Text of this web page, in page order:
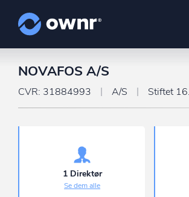
NOVAFOS A/S
CVR: 31884993 A/S Stiftet
1 Direktør
Se dem alle